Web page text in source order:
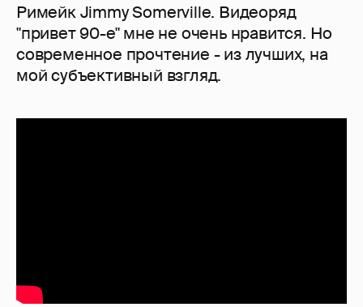
Римейк Jimmy Somerville. Видеоряд
"привет 90-е" мне не очень нравится. Но
современное прочтение - из лучших, на
мой субъективный взгляд.